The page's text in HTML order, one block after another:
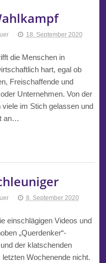
18. September 2020
die Menschen in
hart, egal ob
Freischaffende und
Unternehmen. Von der
viele im Stich gelassen und
an…
8. September 2020
einschlägigen Videos und
„Querdenker“-
der klatschenden
Wochenende nicht.